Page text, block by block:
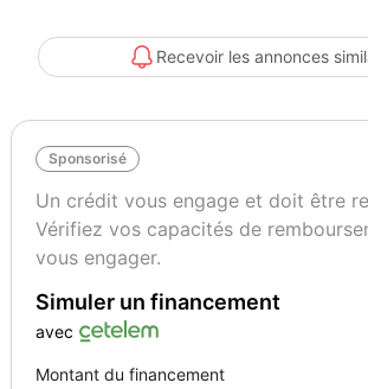
Recevoir les annonces
Sponsorisé
Un crédit vous engage et doit être
Vérifiez vos capacités de
vous engager.
Simuler un financement
avec
Montant du financement